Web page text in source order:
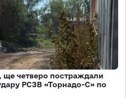
ще четверо постраждали
РСЗВ «Торнадо-С» по